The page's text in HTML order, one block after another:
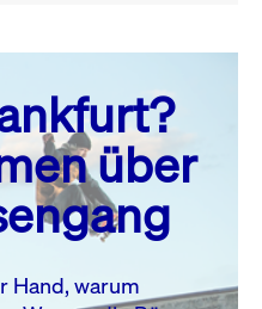
FR. SA. SO.
1
2
7 8
14
über
Hand, warum